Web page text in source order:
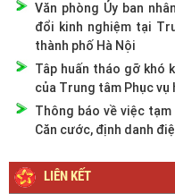
Văn phòng Ủy ban
đổi kinh nghiệm tại
thành phố Hà Nội
Tâp huấn tháo gỡ khó
của Trung tâm Phục vụ
Thông báo về việc
Căn cước, định danh
LIÊN KẾT